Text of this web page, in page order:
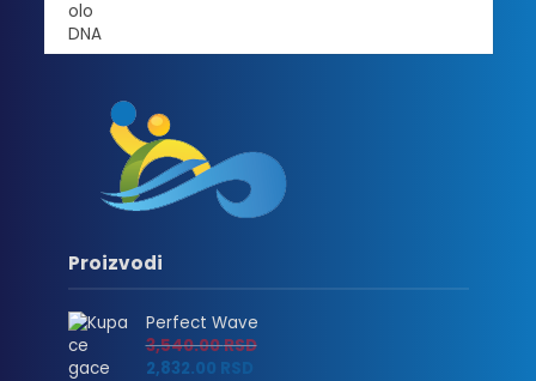
Proizvodi
Perfect Wave
3,540.00RSD
2,832.00 RSD